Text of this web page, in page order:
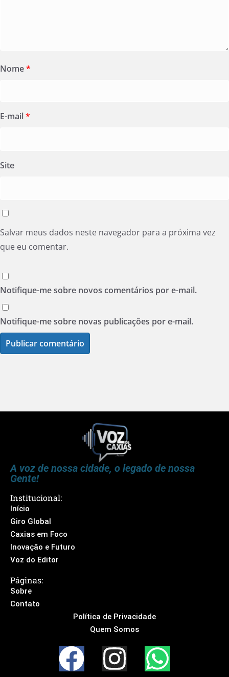
Nome*
E-mail*
Site
Salvar meus dados neste navegador para a próxima vez
que eu comentar.
Notifique-me sobre novos comentários por e-mail.
Notifique-me sobre novas publicações por e-mail.
A voz de nossa cidade, o legado de nossa
Gente!
Institucional:
Início
Giro Global
Caxias em Foco
Inovação e Futuro
Voz do Editor
Páginas:
Sobre
Contato
Política de Privacidade
Quem Somos